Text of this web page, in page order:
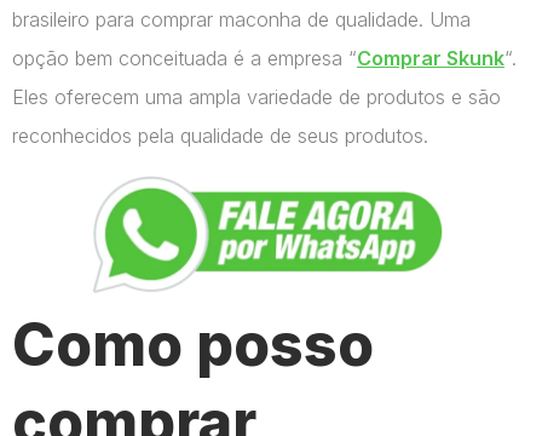
brasileiro para comprar maconha de qualidade. Uma
opção bem conceituada é a empresa “Comprar Skunk“.
Eles oferecem uma ampla variedade de produtos e são
reconhecidos pela qualidade de seus produtos.
Como posso